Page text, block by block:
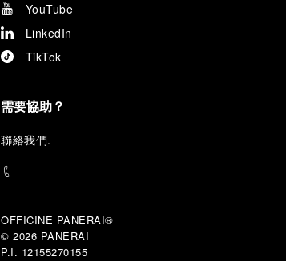
YouTube
LinkedIn
TikTok
需要協助？
聯絡我們.
OFFICINE PANERAI®
© 2026 PANERAI
P.I. 12155270155